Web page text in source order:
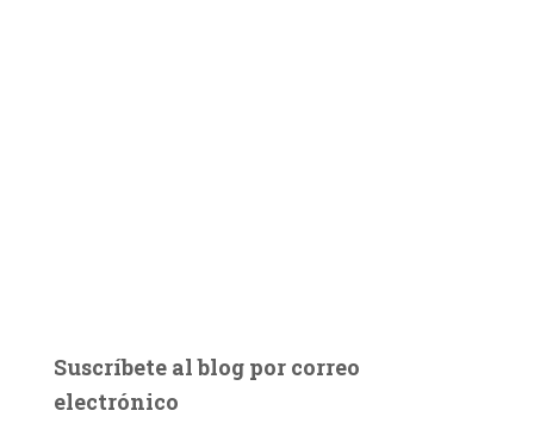
Suscríbete al blog por correo
electrónico